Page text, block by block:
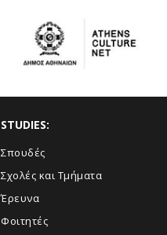
STUDIES:
Σπουδές
Σχολές και Τμήματα
Έρευνα
Φοιτητές